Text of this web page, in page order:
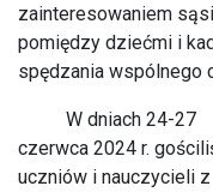
zainteresowaniem
pomiędzy dziećmi i
spędzania wspólnego
W dniach 24-27
czerwca 2024 r.
uczniów i nauczycieli z